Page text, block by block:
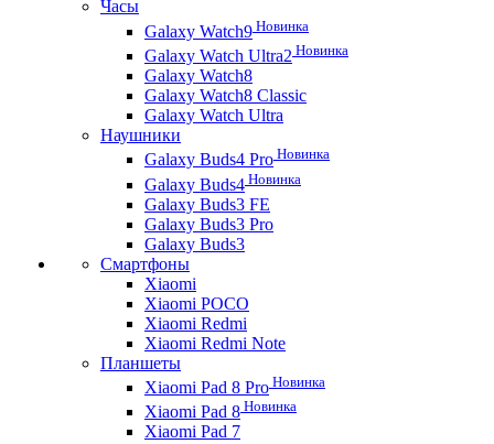
Часы
Galaxy Watch9 Новинка
Galaxy Watch Ultra2 Новинка
Galaxy Watch8
Galaxy Watch8 Classic
Galaxy Watch Ultra
Наушники
Galaxy Buds4 Pro Новинка
Galaxy Buds4 Новинка
Galaxy Buds3 FE
Galaxy Buds3 Pro
Galaxy Buds3
Смартфоны
Xiaomi
Xiaomi POCO
Xiaomi Redmi
Xiaomi Redmi Note
Планшеты
Xiaomi Pad 8 Pro Новинка
Xiaomi Pad 8 Новинка
Xiaomi Pad 7